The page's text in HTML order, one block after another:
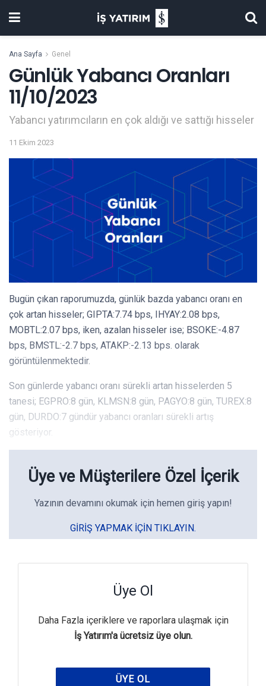
Ana Sayfa Genel
Günlük Yabancı Oranları
11/10/2023
Yabancı yatırımcıların en çok aldığı ve sattığı hisseler
11 Ekim 2023
Bugün çıkan raporumuzda, günlük bazda yabancı oranı en
çok artan hisseler; GIPTA:7.74 bps, IHYAY:2.08 bps,
MOBTL:2.07 bps, iken, azalan hisseler ise; BSOKE:-4.87
bps, BMSTL:-2.7 bps, ATAKP:-2.13 bps. olarak
görüntülenmektedir.
Son günlerde yabancı oranı sürekli artan hisselerden 5
tanesi; EGPRO:8 gün, KLMSN:8 gün, PAGYO:8 gün, TUREX:8
gün, DURDO:7 gündür yabancı oranları sürekli artış
gösteriyor.
Üye ve Müşterilere Özel İçerik
Yazının devamını okumak için hemen giriş yapın!
GIRIŞ YAPMAK IÇIN TIKLAYIN.
Üye Ol
Daha Fazla içeriklere ve raporlara ulaşmak için
İş Yatırım'a ücretsiz üye olun.
ÜYE OL